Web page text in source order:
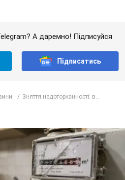
А даремно! Підписуйся
Підписатись
Зняття недоторканності: в...